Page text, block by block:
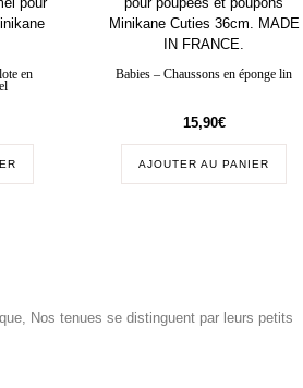
en
Babies – Chaussons en éponge lin
15,90€
AJOUTER AU PANIER
Nos tenues se distinguent par leurs petits